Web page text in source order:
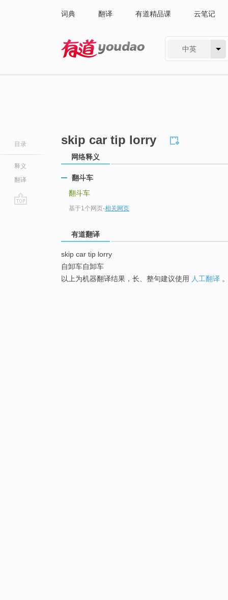
词典 翻译 有道精品课 云笔记
中英
目录
释义
翻译
skip car tip lorry
网络释义
翻斗车
翻斗车
基于1个网页-相关网页
有道翻译
skip car tip lorry
自卸车自卸车
以上为机器翻译结果，长、整句建议使用 人工翻译